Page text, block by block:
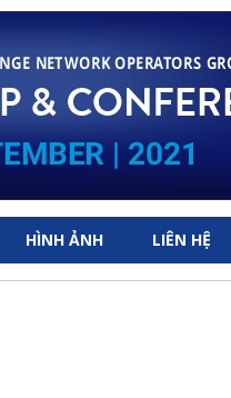
HÌNH ẢNH LIÊN HỆ